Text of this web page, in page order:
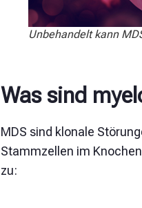
Unbehandelt kann
Was sind
MDS sind klonale
Stammzellen im
zu: